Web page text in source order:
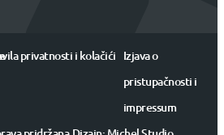
privatnosti i kolačići Izjava o
pristupačnosti i
impressum